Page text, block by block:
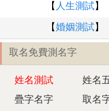
【 人生測試】
【婚姻測試】
取名免費測名字
姓名測試 姓名
疊字名字
取名